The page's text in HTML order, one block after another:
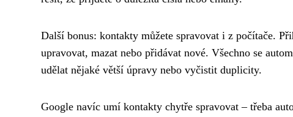
Další bonus: kontakty můžete spravovat i z počítače.
upravovat, mazat nebo přidávat nové. Všechno se
udělat nějaké větší úpravy nebo vyčistit duplicity.
Google navíc umí kontakty chytře spravovat – třeba